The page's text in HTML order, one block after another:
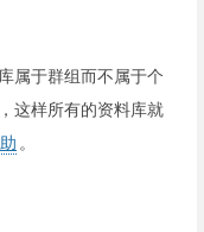
属于群组而不属于个
这样所有的资料库就
。